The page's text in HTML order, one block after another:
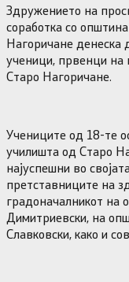
Здружението на
соработка со
Нагоричане денеска
ученици, првенци на
Старо Нагоричане.
Учениците од 18-те
училишта од Старо
најуспешни во
претставниците на
градоначалникот на
Димитриевски, на
Славковски, како и